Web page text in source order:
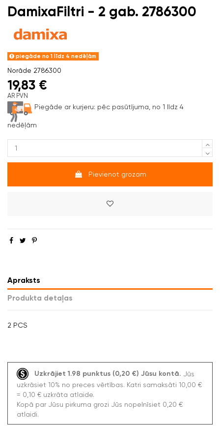
DamixaFiltri - 2 gab. 2786300
piegāde no 1 līdz 4 nedēļām
Norāde 2786300
19,83 €
AR PVN
Piegāde ar kurjeru: pēc pasūtījuma, no 1 līdz 4
nedēļām
Pievienot grozam
Apraksts
Produkta detaļas
2 PCS
Uzkrājiet 1.98 punktus (0,20 €) Jūsu kontā.
Jūs
uzkrāsiet 10% no preces vērtības. Katri samaksāti 10,00 €
= 0,10 € uzkrāta atlaide.
Kopā par Jūsu pirkuma grozi Jūs nopelnīsiet 0,20 €
atlaidi.